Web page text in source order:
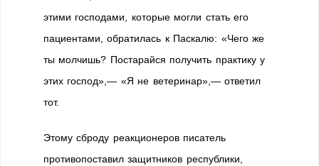
этими господами, которые могли стать его
пациентами, обратилась к Паскалю: «Чего же
ты молчишь? Постарайся получить практику у
этих господ»,— «Я не ветеринар»,— ответил
тот.
Этому сброду реакционеров писатель
противопоставил защитников республики,